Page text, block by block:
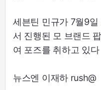
세븐틴 민규가 7월9
서 진행된 모 브랜드
여 포즈를 취하고 있다
뉴스엔 이재하 rush@